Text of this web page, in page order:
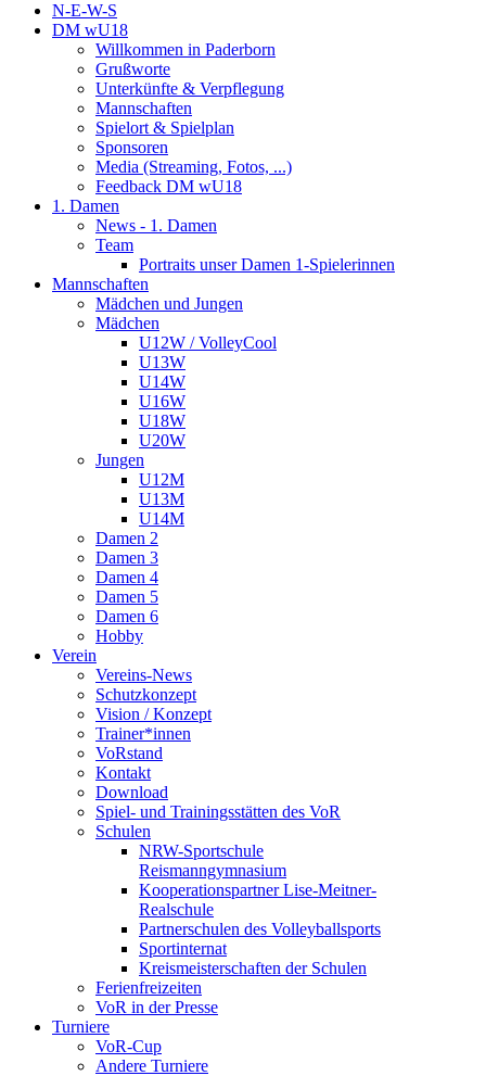
N-E-W-S
DM wU18
Willkommen in Paderborn
Grußworte
Unterkünfte & Verpflegung
Mannschaften
Spielort & Spielplan
Sponsoren
Media (Streaming, Fotos, ...)
Feedback DM wU18
1. Damen
News - 1. Damen
Team
Portraits unser Damen 1-Spielerinnen
Mannschaften
Mädchen und Jungen
Mädchen
U12W / VolleyCool
U13W
U14W
U16W
U18W
U20W
Jungen
U12M
U13M
U14M
Damen 2
Damen 3
Damen 4
Damen 5
Damen 6
Hobby
Verein
Vereins-News
Schutzkonzept
Vision / Konzept
Trainer*innen
VoRstand
Kontakt
Download
Spiel- und Trainingsstätten des VoR
Schulen
NRW-Sportschule
Reismanngymnasium
Kooperationspartner Lise-Meitner-
Realschule
Partnerschulen des Volleyballsports
Sportinternat
Kreismeisterschaften der Schulen
Ferienfreizeiten
VoR in der Presse
Turniere
VoR-Cup
Andere Turniere